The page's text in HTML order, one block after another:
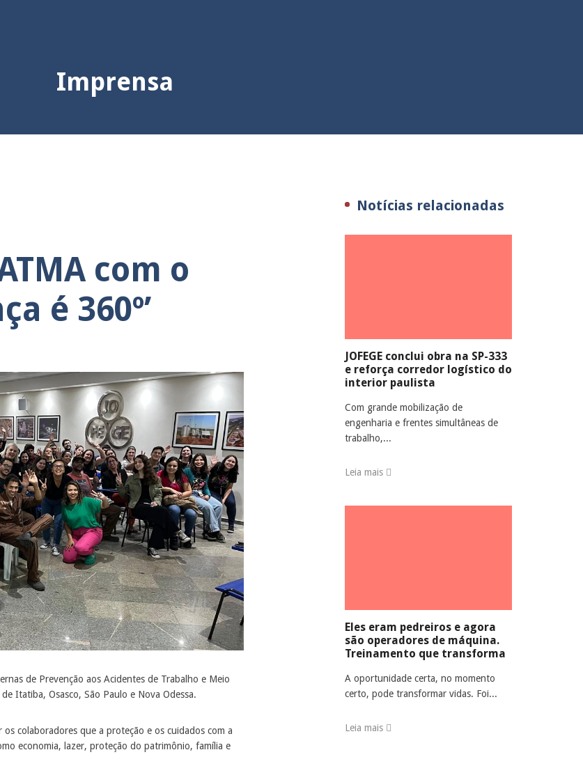
Imprensa
com o
é 360º’
de Prevenção aos Acidentes de Trabalho e Meio
Itatiba, Osasco, São Paulo e Nova Odessa.
os colaboradores que a proteção e os cuidados com a
economia, lazer, proteção do patrimônio, família e
Notícias relacionadas
JOFEGE conclui obra na SP-333
e reforça corredor logístico do
interior paulista
Com grande mobilização de
engenharia e frentes simultâneas de
trabalho,...
Leia mais
Eles eram pedreiros e agora
são operadores de máquina.
Treinamento que transforma
A oportunidade certa, no momento
certo, pode transformar vidas. Foi...
Leia mais